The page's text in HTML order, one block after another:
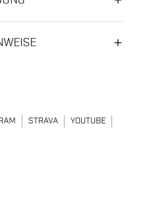
STRAVA
YOUTUBE